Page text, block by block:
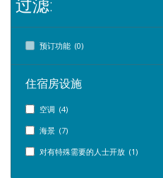
过滤:
预订功能 (0)
住宿房设施
空调 (4)
海景 (7)
对有特殊需要的人士开放 (1)